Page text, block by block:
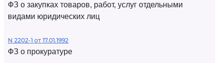
ФЗ о закупках товаров, работ, услуг отдельными
видами юридических лиц
N 2202-1 от 17.01.1992
ФЗ о прокуратуре